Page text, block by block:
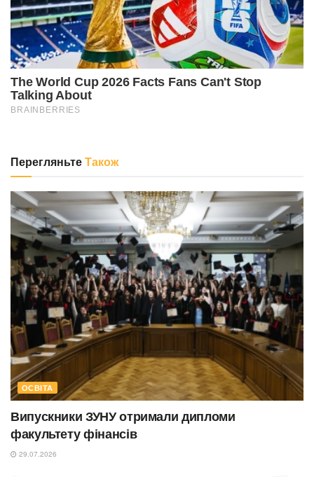
ПерегляньтеТакож
ОСВІТА
Випускники ЗУНУ отримали дипломи
факультету фінансів
29.07.2026